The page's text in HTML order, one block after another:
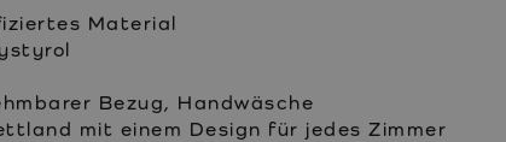
Material
Bezug, Handwäsche
mit einem Design für jedes Zimmer